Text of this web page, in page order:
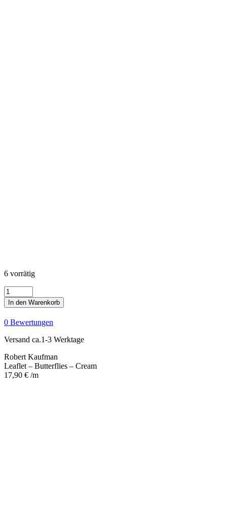
6 vorrätig
Leaflet
-
Butterflies
-
Cream
Menge
In den Warenkorb
0 Bewertungen
Versand ca.1-3 Werktage
Robert Kaufman
Leaflet – Butterflies – Cream
17,90 € /m